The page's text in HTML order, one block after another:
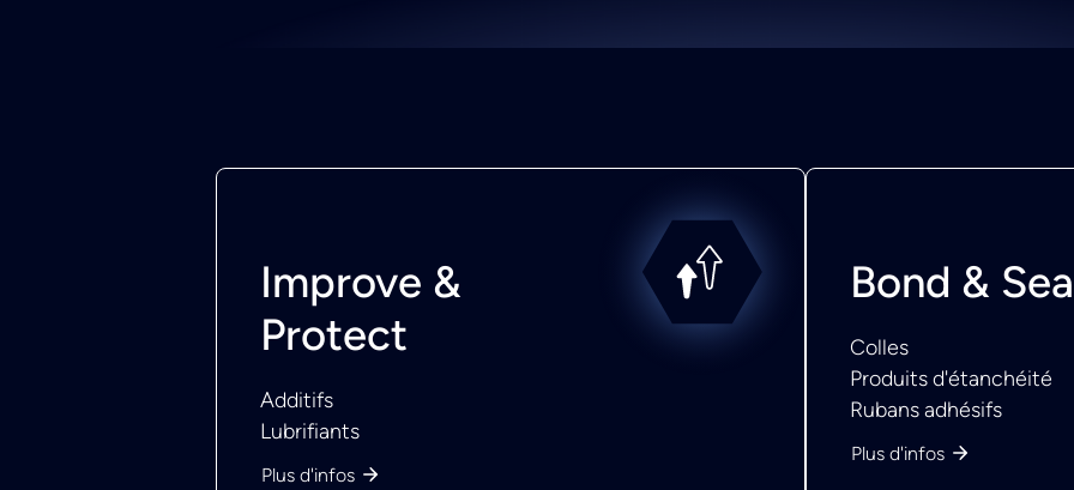
Improve &
Protect
Additifs
Lubrifiants
Plus d'infos
Bond &
Colles
Produits d'étanchéité
Rubans adhésifs
Plus d'infos